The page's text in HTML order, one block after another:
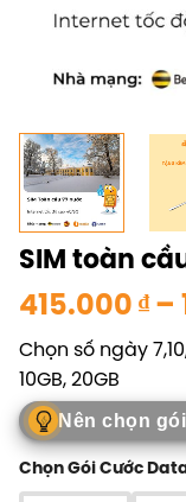
SIM toàn
415.000 ₫ –
Chọn số ngày
10GB, 20GB
Nên chọn
Chọn Gói Cước